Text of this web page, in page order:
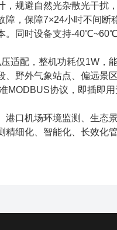
规避自然光杂散光干扰
，保障7×24小时不间断
同时设备支持-
配，整机功耗仅1W，
野外气象站点、偏远景
协议，即插即
口机场环境监测、生态
细化、智能化、长效化